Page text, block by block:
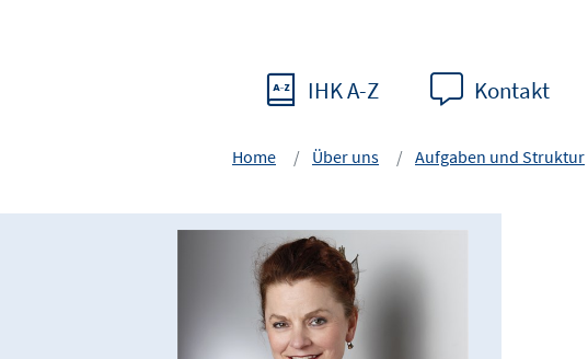
IHK A-Z Kontakt
Home Über uns Aufgaben und Struktur